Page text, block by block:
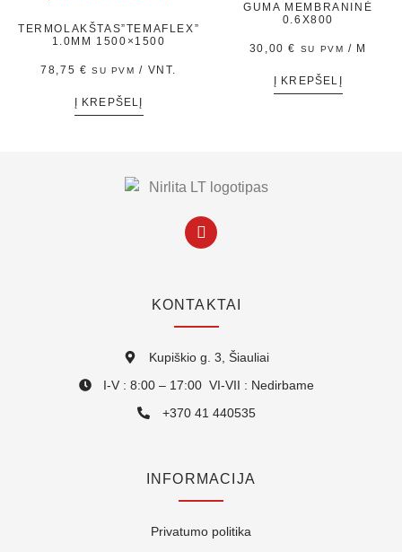
TERMOLAKŠTAS”TEMAFLEX”
1.0MM 1500×1500
78,75 € SU PVM / VNT.
Į KREPŠELĮ
GUMA MEMBRANINĖ
0.6X800
30,00€ SU PVM / M
Į KREPŠELĮ
KONTAKTAI
Kupiškio g. 3, Šiauliai
I-V : 8:00 – 17:00 VI-VII : Nedirbame
+370 41 440535
INFORMACIJA
Privatumo politika